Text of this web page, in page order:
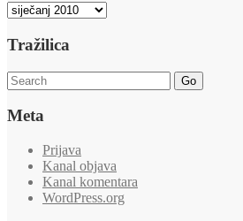
Arhiva
Tražilica
Go
Meta
Prijava
Kanal objava
Kanal komentara
WordPress.org